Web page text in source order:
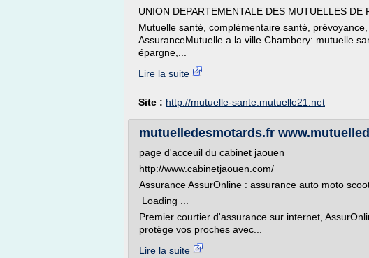
UNION DEPARTEMENTALE DES MUTUELLES DE
Mutuelle santé, complémentaire santé,
AssuranceMutuelle a la ville Chambery: mutuelle
épargne,...
Lire la suite
Site : http://mutuelle-sante.mutuelle21.net
mutuelledesmotards.fr
page d'acceuil du cabinet jaouen
http://www.cabinetjaouen.com/
Assurance AssurOnline : assurance auto moto
Loading ...
Premier courtier d'assurance sur internet,
protège vos proches avec...
Lire la suite